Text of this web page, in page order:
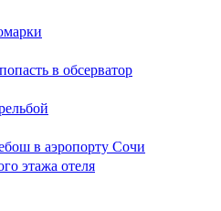
в обсерватор
в аэропорту Сочи
этажа отеля